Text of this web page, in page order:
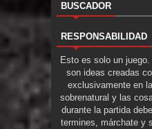
BUSCADOR
RESPONSABILIDAD
Esto es solo un
son ideas creadas
exclusivamente en
sobrenatural y las
durante la partida
termines, márchate y